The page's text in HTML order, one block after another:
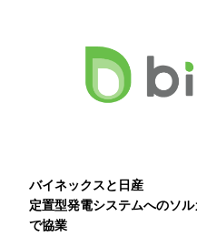
バイネックスと日産
定置型発電システムへのソ
で協業